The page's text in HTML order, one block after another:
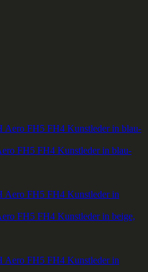
FH5 FH4 Kunstleder in blau-
FH5 FH4 Kunstleder in beige,